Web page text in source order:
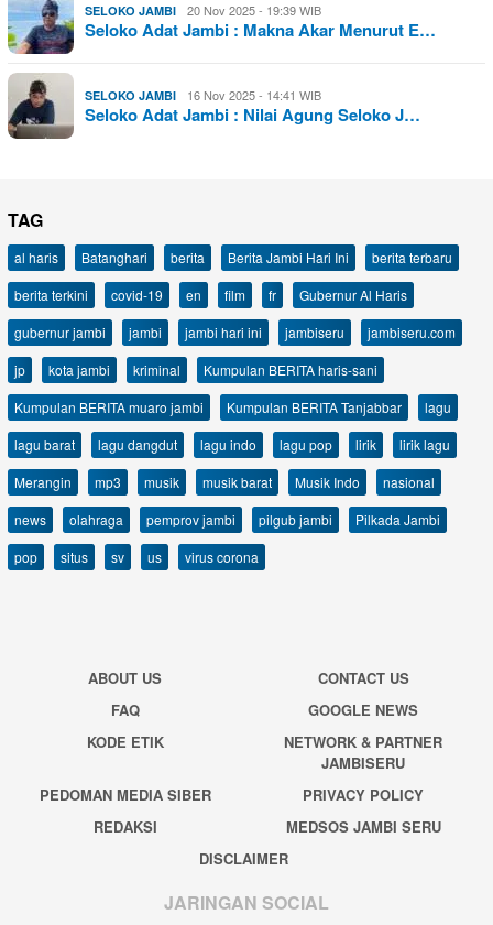
SELOKO JAMBI 20 Nov 2025 - 19:39 WIB
Seloko Adat Jambi : Makna Akar Menurut E…
SELOKO JAMBI 16 Nov 2025 - 14:41 WIB
Seloko Adat Jambi : Nilai Agung Seloko J…
TAG
al haris Batanghari berita Berita Jambi Hari Ini
berita terbaru
berita terkini
covid-19 en film fr
Gubernur Al Haris
gubernur jambi
jambi jambi hari ini jambiseru
jambiseru.com
jp
kota jambi kriminal
Kumpulan BERITA haris-sani
Kumpulan BERITA muaro jambi
Kumpulan BERITA Tanjabbar
lagu
lagu barat
lagu dangdut lagu indo lagu pop lirik
lirik lagu
Merangin
mp3 musik musik barat Musik Indo
nasional
news
olahraga pemprov jambi pilgub jambi
Pilkada Jambi
pop
situs sv us virus corona
ABOUT US
CONTACT US
FAQ
GOOGLE NEWS
KODE ETIK
NETWORK & PARTNER
JAMBISERU
PEDOMAN MEDIA SIBER
PRIVACY POLICY
REDAKSI
MEDSOS JAMBI SERU
DISCLAIMER
JARINGAN SOCIAL